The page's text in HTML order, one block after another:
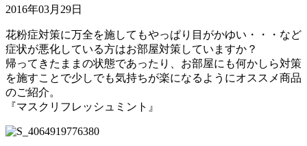
2016年03月29日
花粉症対策に万全を施してもやっぱり目がかゆい・・・など
症状が悪化している方はお部屋対策していますか？
帰ってきたままの状態であったり、お部屋にも何かしら対策
を施すことで少しでも気持ちが楽になるようにオススメ商品
のご紹介。
『マスクリフレッシュミント』